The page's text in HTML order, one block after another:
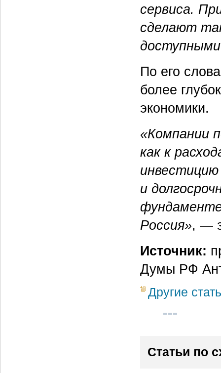
сервиса.
сделают
По его
более
экономики.
«Компании
как к
и
Россия», —
Источник:
Думы РФ
Другие
Статьи по